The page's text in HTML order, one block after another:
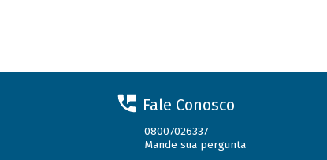
Fale Conosco
08007026337
Mande sua pergunta